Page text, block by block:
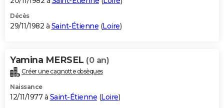
Décès
29/11/1982 à Saint-Étienne (Loire)
Yamina MERSEL (0 an)
Créer une cagnotte obsèques
Naissance
12/11/1977 à Saint-Étienne (Loire)